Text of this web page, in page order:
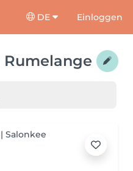
DE Einloggen
Rumelange